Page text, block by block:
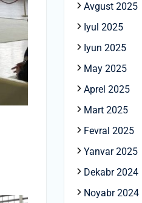
Avgust 2025
Iyul 2025
Iyun 2025
May 2025
Aprel 2025
Mart 2025
Fevral 2025
Yanvar 2025
Dekabr 2024
Noyabr 2024